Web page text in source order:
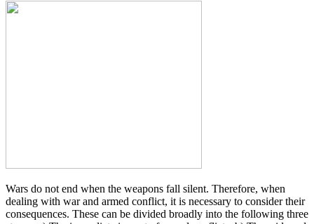
Wars do not end when the weapons fall silent. Therefore, when
dealing with war and armed conflict, it is necessary to consider their
consequences. These can be divided broadly into the following three